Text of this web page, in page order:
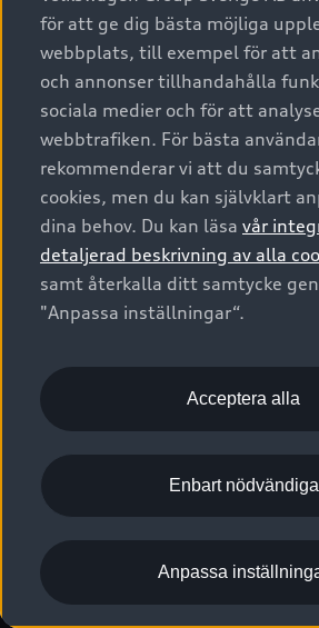
A6 modellerna
SUV
Avant
Audi Sport
Nya bilar i lager
Begagnade bilar i lager
Audi approved :plus - så gott som nya
Finansiering
Audi exclusive
Provkörning
Service & tillbehör
Audi digital services
Originaltillbehör - köp online
Garantier
Försäkring
Digitala manualer för din Audi
Audi Collection – livsstilsartiklar
Vanliga frågor
2G/3G nätet stängs ned - Hur
Tjänstebil
Tjänstebil
Business lease online
Företagsleasing
Om Audi Sverige
Kontakta oss
Audi Återförsäljare/-serviceverkstad
myAudi
Pressmeddelanden
Nyhetsbrev
Vårt hållbarhetsarbete
Lediga tjänster huvudkontor
Lediga tjänster hos Audi
Kommentar till mediauppgifter om
© 2026 AUDI SVERIGE. All Rights
Utgivare Juridiskt
Juridiskt Audi
Juridiskt Audi Digital Giveaway
Anpassa inställningar för cookies
Visselblåsarkanaler
för att ge dig bästa möjliga
webbplats, till exempel för att
och annonser tillhandahålla
sociala medier och för att
webbtrafiken. För bästa
rekommenderar vi att du
cookies, men du kan självklart
dina behov. Du kan läsa vår
detaljerad beskrivning av alla
samt återkalla ditt samtycke
"Anpassa inställningar“.
Acceptera alla
Enbart nödvändiga
Anpassa